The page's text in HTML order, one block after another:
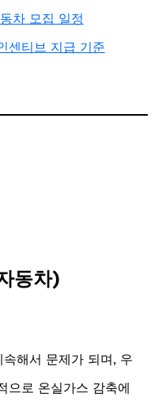
차 모집 일정
센티브 지급 기준
동차)
해서 문제가 되며, 우
으로 온실가스 감축에